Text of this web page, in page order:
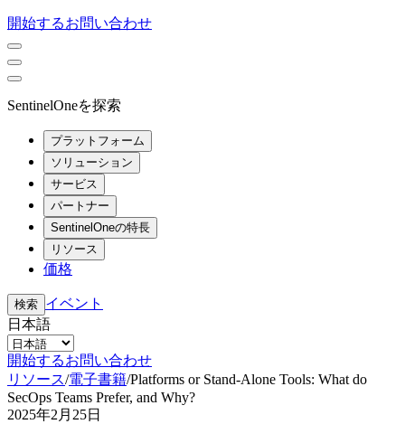
開始するお問い合わせ
SentinelOneを探索
プラットフォーム
ソリューション
サービス
パートナー
SentinelOneの特長
リソース
価格
検索 イベント
日本語
開始するお問い合わせ
リソース/電子書籍/Platforms or Stand-Alone Tools: What do
SecOps Teams Prefer, and Why?
2025年2月25日